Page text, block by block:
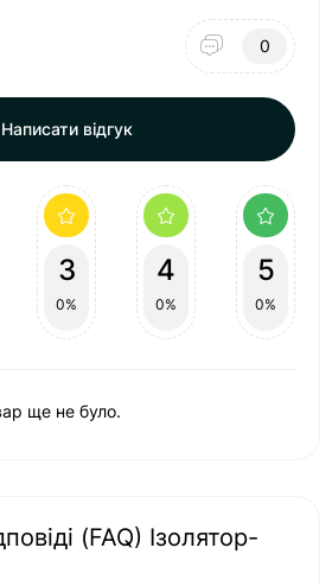
0
Написати відгук
3
0%
4
0%
5
0%
ще не було.
(FAQ) Ізолятор-